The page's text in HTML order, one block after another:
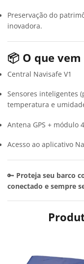
Preservação do
inovadora.
📦 O que
Central Navisafe V1
Sensores inteligentes
temperatura e
Antena GPS + módulo
Acesso ao aplicativo
🔑 Proteja seu barco
conectado e sempre